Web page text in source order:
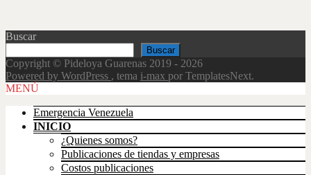
Buscar
Buscar
Copyright © Pideloya Guarenas 2019 - 2026
Powered by WordPress , tema i-max por TemplatesNext.
Scroll
MENÚ
Emergencia Venezuela
INICIO
¿Quienes somos?
Publicaciones de tiendas y empresas
Costos publicaciones